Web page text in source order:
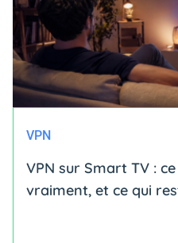
VPN
VPN sur Smart TV :
vraiment, et ce qui